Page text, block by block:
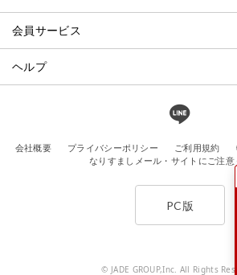
会員サービス
ヘルプ
会社概要 プライバシーポリシー ご利用規約
なりすましメール・サイトにご注意
PC版
© JADE GROUP,Inc. All Rights